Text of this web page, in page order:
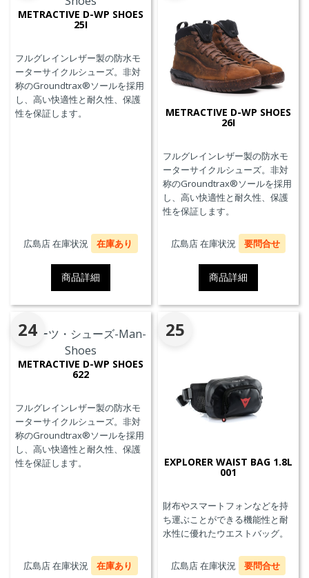
METRACTIVE D-WP SHOES
25I
フルグレインレザー製の防水モ
ーターサイクルシューズ。非対
称のGroundtrax®ソールを採用
し、高い快適性と耐久性、保護
性を保証します。
広島店 在庫状況 在庫あり
商品詳細
METRACTIVE D-WP SHOES
26I
フルグレインレザー製の防水モ
ーターサイクルシューズ。非対
称のGroundtrax®ソールを採用
し、高い快適性と耐久性、保護
性を保証します。
広島店 在庫状況 要問合せ
商品詳細
24
METRACTIVE D-WP SHOES
622
フルグレインレザー製の防水モ
ーターサイクルシューズ。非対
称のGroundtrax®ソールを採用
し、高い快適性と耐久性、保護
性を保証します。
広島店 在庫状況 在庫あり
25
EXPLORER WAIST BAG 1.8L
001
財布やスマートフォンなどを持
ち運ぶことができる機能性と耐
水性に優れたウエストバッグ。
広島店 在庫状況 要問合せ